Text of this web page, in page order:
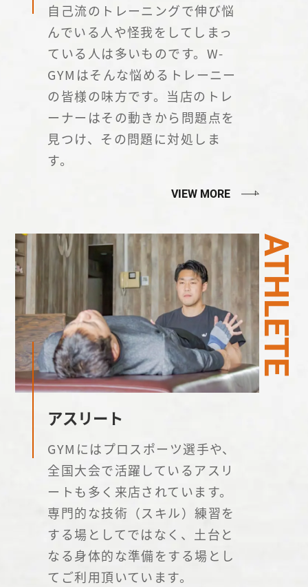
自己流のトレーニングで伸び悩
んでいる人や怪我をしてしまっ
ている人は多いものです。W-
GYMはそんな悩めるトレーニー
の皆様の味方です。当店のトレ
ーナーはその動きから問題点を
見つけ、その問題に対処しま
す。
VIEW MORE
アスリート
GYMにはプロスポーツ選手や、
全国大会で活躍しているアスリ
ートも多く来店されています。
専門的な技術（スキル）練習を
する場としてではなく、土台と
なる身体的な準備をする場とし
てご利用頂いています。
ATHLETE